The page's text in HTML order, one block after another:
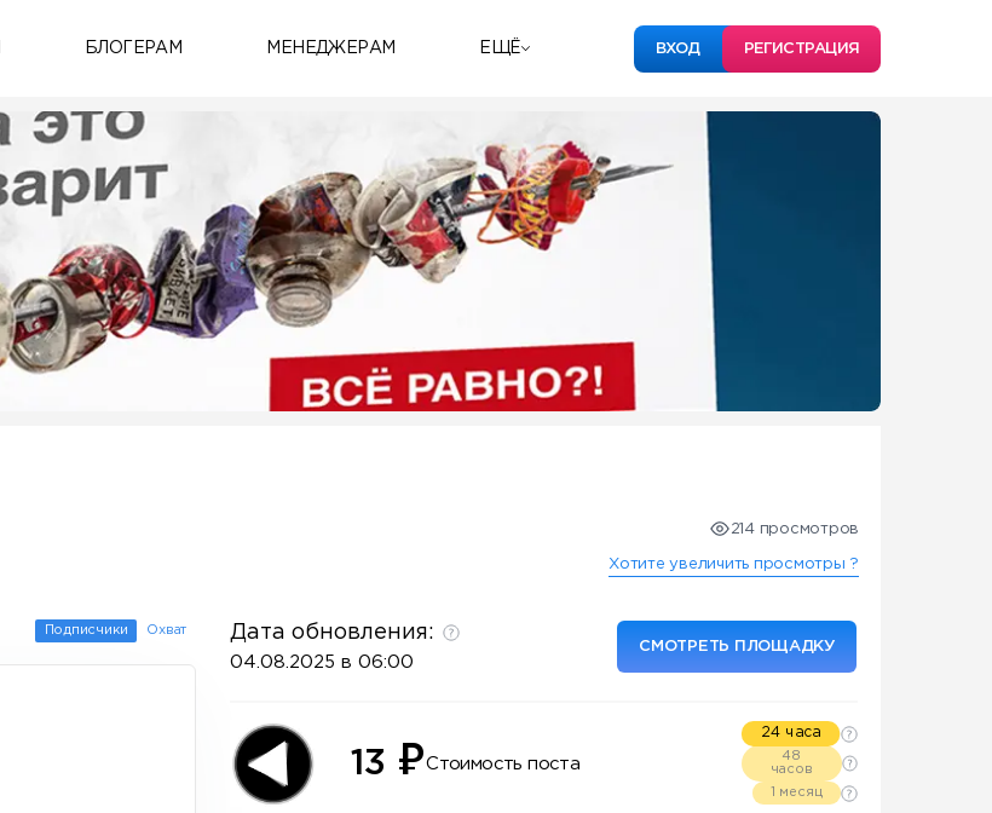
БЛОГЕРАМ МЕНЕДЖЕРАМ ЕЩЁ ВХОД РЕГИСТРАЦИЯ
214 просмотров
Хотите увеличить просмотры ?
Подписчики Охват Дата обновления:
04.08.2025 в 06:00
СМОТРЕТЬ ПЛОЩАДКУ
13 ₽Стоимость поста
24 часа
48
часов
1 месяц